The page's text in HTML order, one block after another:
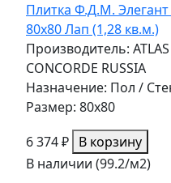
Плитка Ф.Д.М. Элегант
80х80 Лап (1,28 кв.м.)
Производитель: ATLAS
CONCORDE RUSSIA
Назначение: Пол /
Размер: 80x80
6 374 ₽ В корзину
В наличии (99.2/м2)